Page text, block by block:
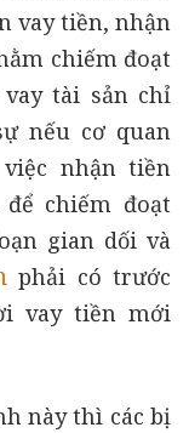
vay tiền, nhận
chiếm đoạt
vay tài sản chỉ
nếu cơ quan
nhận tiền
chiếm đoạt
gian dối và
phải có trước
vay tiền mới
này thì các bị